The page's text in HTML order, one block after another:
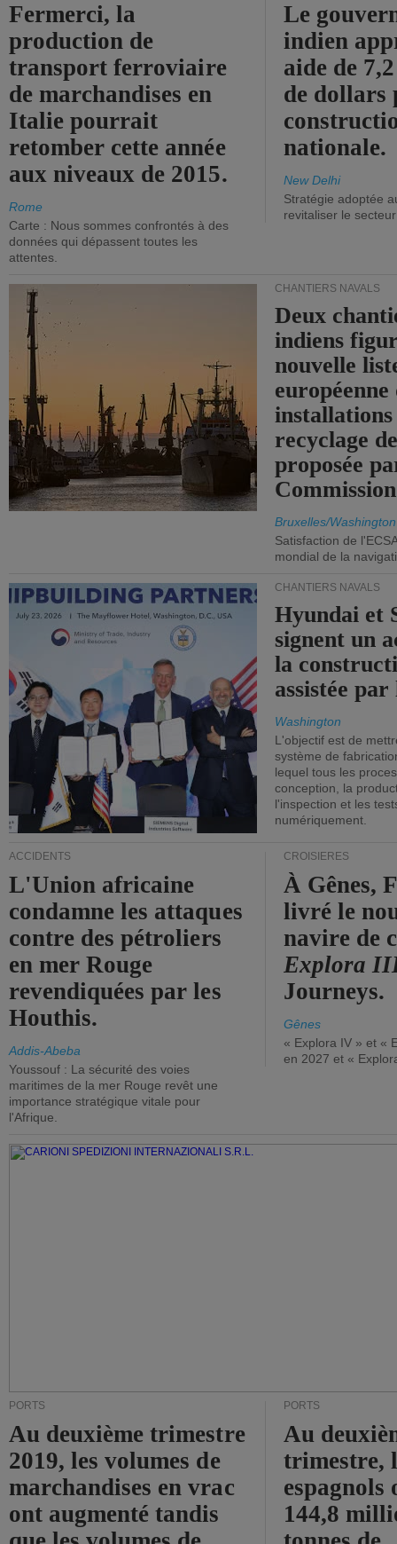
Fermerci, la
production de
transport ferroviaire
de marchandises en
Italie pourrait
retomber cette année
aux niveaux de 2015.
Rome
Carte : Nous sommes confrontés à des
données qui dépassent toutes les
attentes.
Le
indien
aide de
de dollars
nationale.
New Delhi
Stratégie adoptée
revitaliser le secteur
CHANTIERS NAVALS
Deux
indiens
nouvelle
européenne
installations
recyclage
proposée
Bruxelles/Washington
Satisfaction de
mondial de la
CHANTIERS NAVALS
Hyundai et
signent un
la
assistée
Washington
L'objectif est de
système de
lequel tous les
conception, la
l'inspection et les
numériquement.
ACCIDENTS
L'Union africaine
condamne les attaques
contre des pétroliers
en mer Rouge
revendiquées par les
Houthis.
Addis-Abeba
Youssouf : La sécurité des voies
maritimes de la mer Rouge revêt une
importance stratégique vitale pour
l'Afrique.
CROISIÈRES
À Gênes,
livré le
navire de
Explora
Journeys.
Gênes
« Explora IV » et «
en 2027 et «
PORTS
Au deuxième trimestre
2019, les volumes de
marchandises en vrac
ont augmenté tandis
PORTS
Au
trimestre,
144,8